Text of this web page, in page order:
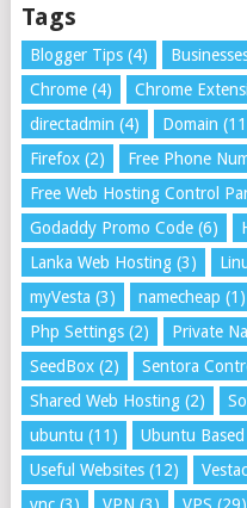
Tags
Blogger Tips(4)
Chrome(4) Chrome
directadmin (4) Domain
Firefox(2) Free Phone
Free Web Hosting Control
Godaddy Promo Code(6)
Lanka Web Hosting(3)
myVesta (3) namecheap (1)
Php Settings(2) Private
SeedBox(2) Sentora
Shared Web Hosting(2)
ubuntu (11) Ubuntu Based
Useful Websites(12)
vnc(3) VPN (3) VPS (29)